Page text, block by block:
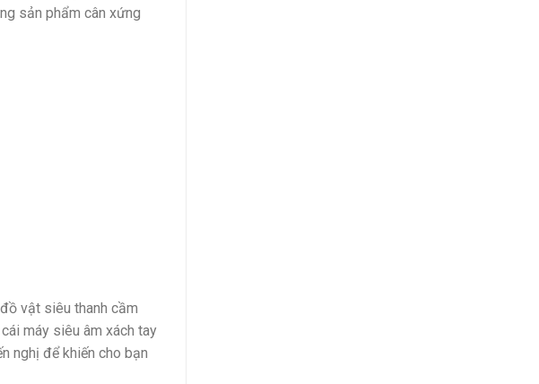
sản phẩm cân xứng
vật siêu thanh cầm
máy siêu âm xách tay
nghị để khiến cho bạn